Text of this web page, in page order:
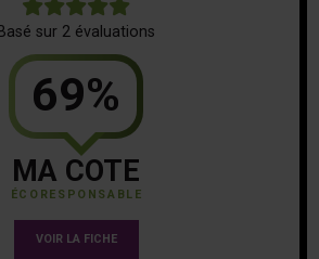
sur 2 évaluations
69%
MA COTE
ÉCORESPONSABLE
VOIR LA FICHE